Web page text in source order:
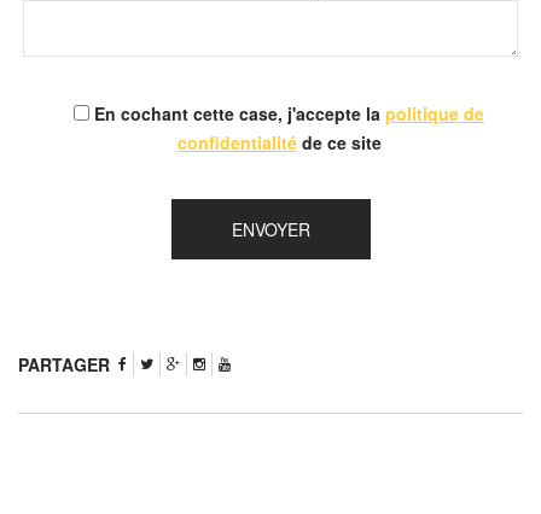
En cochant cette case, j'accepte la politique de
confidentialitéde ce site
PARTAGER